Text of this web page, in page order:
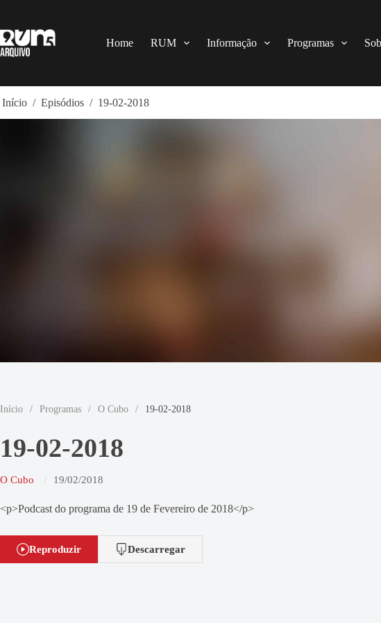
o
conteúdo
Home RUM Informação Programas
Início / Episódios / 19-02-2018
Início / Programas / O Cubo / 19-02-2018
19-02-2018
O Cubo 19/02/2018
<p>Podcast do programa de 19 de Fevereiro de 2018</p>
Reproduzir Descarregar